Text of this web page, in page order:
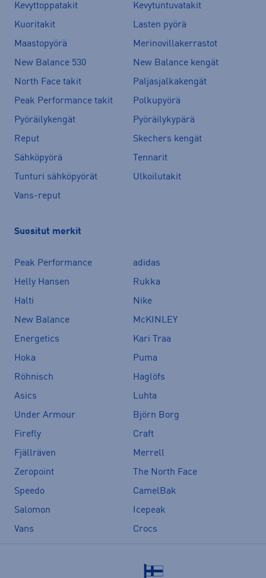
Kevyttoppatakit
Kevytuntuvatakit
Kuoritakit
Lasten pyörä
Maastopyörä
Merinovillakerrastot
New Balance 530
New Balance kengät
North Face takit
Paljasjalkakengät
Peak Performance takit
Polkupyörä
Pyöräilykengät
Pyöräilykypärä
Reput
Skechers kengät
Sähköpyörä
Tennarit
Tunturi sähköpyörät
Ulkoilutakit
Vans-reput
Suositut merkit
Peak Performance
adidas
Helly Hansen
Rukka
Halti
Nike
New Balance
McKINLEY
Energetics
Kari Traa
Hoka
Puma
Röhnisch
Haglöfs
Asics
Luhta
Under Armour
Björn Borg
Firefly
Craft
Fjällräven
Merrell
Zeropoint
The North Face
Speedo
CamelBak
Salomon
Icepeak
Vans
Crocs